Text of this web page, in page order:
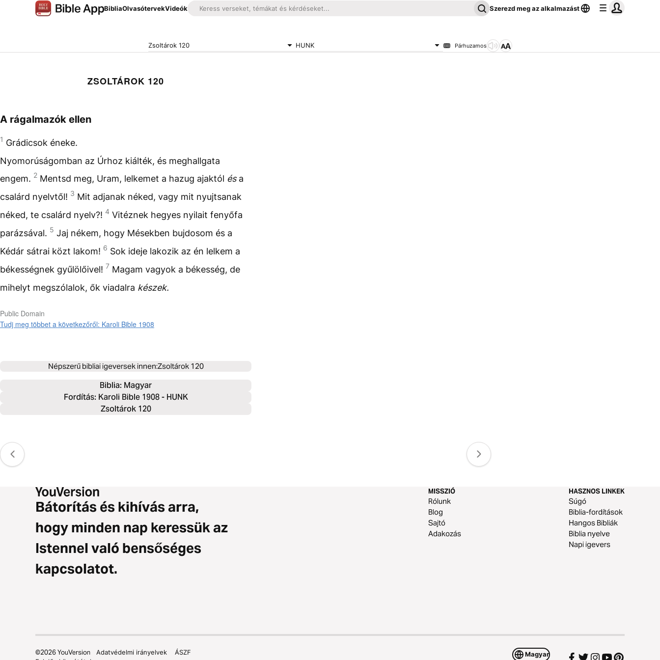
BibliaOlvasótervekVideók Szerezd meg az alkalmazást
Zsoltárok 120 HUNK Párhuzamos
ZSOLTÁROK 120
A rágalmazók ellen
1 Grádicsok éneke.
Nyomorúságomban az Úrhoz kiálték, és meghallgata
engem. 2 Mentsd meg, Uram, lelkemet a hazug ajaktól és a
csalárd nyelvtől! 3 Mit adjanak néked, vagy mit nyujtsanak
néked, te csalárd nyelv?! 4 Vitéznek hegyes nyilait fenyőfa
parázsával. 5 Jaj nékem, hogy Mésekben bujdosom és a
Kédár sátrai közt lakom! 6 Sok ideje lakozik az én lelkem a
békességnek gyűlölőivel! 7 Magam vagyok a békesség, de
mihelyt megszólalok, ők viadalra készek.
Public Domain
Tudj meg többet a következőről: Karoli Bible 1908
Népszerű bibliai igeversek innen:Zsoltárok 120
Biblia: Magyar
Fordítás: Karoli Bible 1908 - HUNK
Zsoltárok 120
Bátorítás és kihívás arra,
hogy minden nap keressük az
Istennel való bensőséges
kapcsolatot.
MISSZIÓ
Rólunk
Blog
Sajtó
Adakozás
HASZNOS LINKEK
Súgó
Biblia-fordítások
Hangos Bibliák
Biblia nyelve
Napi igevers
Magyar
©2026YouVersion Adatvédelmi irányelvek
ÁSZF